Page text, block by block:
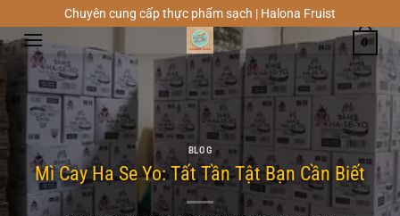
đến
nội
dung
Chuyên cung cấp thực phẩm sạch | Halona Fruist
0
BLOG
Mì Cay Ha Se Yo: Tất Tần Tật Bạn Cần Biết